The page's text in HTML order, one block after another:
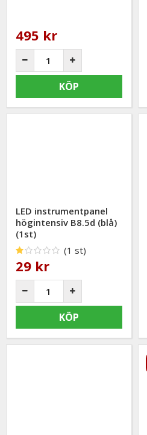
495 kr
KÖP
LED instrumentpanel
högintensiv B8.5d (blå)
(1st)
(1 st)
29 kr
KÖP